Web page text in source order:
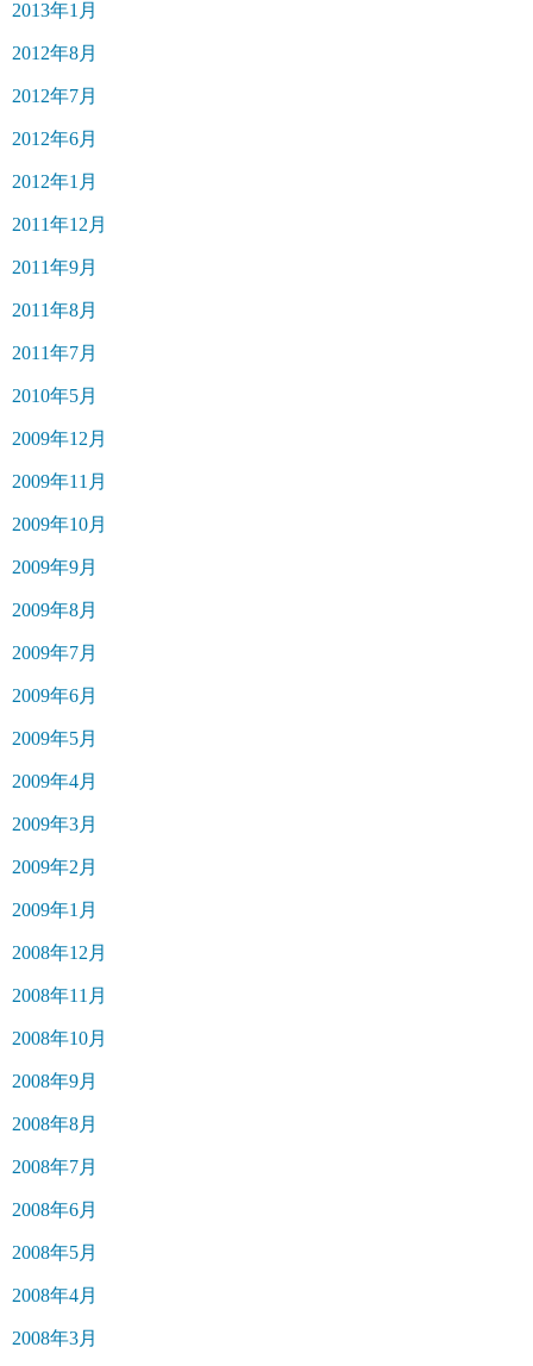
2013年1月
2012年8月
2012年7月
2012年6月
2012年1月
2011年12月
2011年9月
2011年8月
2011年7月
2010年5月
2009年12月
2009年11月
2009年10月
2009年9月
2009年8月
2009年7月
2009年6月
2009年5月
2009年4月
2009年3月
2009年2月
2009年1月
2008年12月
2008年11月
2008年10月
2008年9月
2008年8月
2008年7月
2008年6月
2008年5月
2008年4月
2008年3月